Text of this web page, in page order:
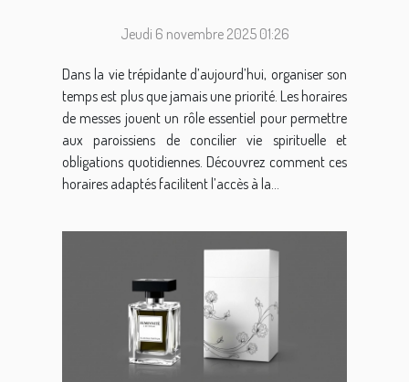
Jeudi 6 novembre 2025 01:26
Dans la vie trépidante d’aujourd’hui, organiser son
temps est plus que jamais une priorité. Les horaires
de messes jouent un rôle essentiel pour permettre
aux paroissiens de concilier vie spirituelle et
obligations quotidiennes. Découvrez comment ces
horaires adaptés facilitent l’accès à la...